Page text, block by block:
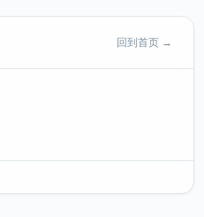
回到首页 →